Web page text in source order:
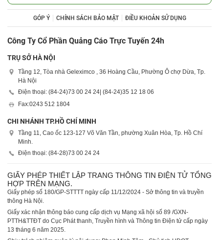
GÓP Ý CHÍNH SÁCH BẢO MẬT ĐIỀU KHOẢN SỬ DỤNG
Công Ty Cổ Phần Quảng Cáo Trực Tuyến 24h
TRỤ SỞ HÀ NỘI
Tầng 12, Tòa nhà Geleximco , 36 Hoàng Cầu, Phường Ô chợ Dừa, Tp.
Hà Nội
Điện thoại: (84-24)73 00 24 24 | (84-24)35 12 18 06
Fax:0243 512 1804
CHI NHÁNH TP.HỒ CHÍ MINH
Tầng 11, Cao ốc 123-127 Võ Văn Tần, phường Xuân Hòa, Tp. Hồ Chí
Minh.
Điện thoại: (84-28)73 00 24 24
GIẤY PHÉP THIẾT LẬP TRANG THÔNG TIN ĐIỆN TỬ TỔNG
HỢP TRÊN MẠNG.
Giấy phép số 180/GP-STTTT ngày cấp 11/12/2024 - Sở thông tin và truyền
thông Hà Nội.
Giấy xác nhận thông báo cung cấp dịch vụ Mạng xã hội số 89 /GXN-
PTTH&TTĐT do Cục Phát thanh, Truyền hình và Thông tin Điện tử cấp ngày
13 tháng 6 năm 2025.